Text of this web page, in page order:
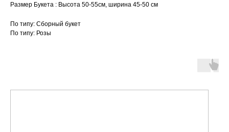
Размер Букета : Высота 50-55см, ширина 45-50 см
По типу: Сборный букет
По типу: Розы